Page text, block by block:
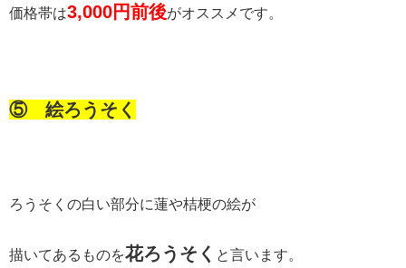
価格帯は3,000円前後がオススメです。
⑤ 絵ろうそく
ろうそくの白い部分に蓮や桔梗の絵が
描いてあるものを花ろうそく と言います。